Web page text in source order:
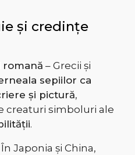
și credințe
romană – Grecii și
sepiilor ca
și pictură,
creaturi simboluri ale
.
În Japonia și China,